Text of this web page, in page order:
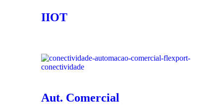
IIOT
Aut. Comercial